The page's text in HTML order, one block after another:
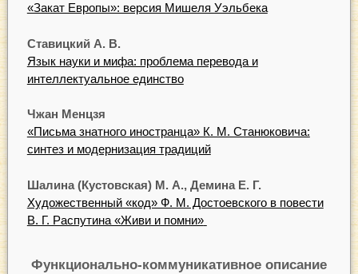
«Закат Европы»: версия Мишеля Уэльбека
Ставицкий А. В.
Язык науки и мифа: проблема перевода и
интеллектуальное единство
Чжан Менцзя
«Письма знатного иностранца» К. М. Станюковича:
синтез и модернизация традиций
Шалина (Кустовская) М. А., Демина Е. Г.
Художественный «код» Ф. М. Достоевского в повести
В. Г. Распутина «Живи и помни»
Функционально-коммуникативное описание